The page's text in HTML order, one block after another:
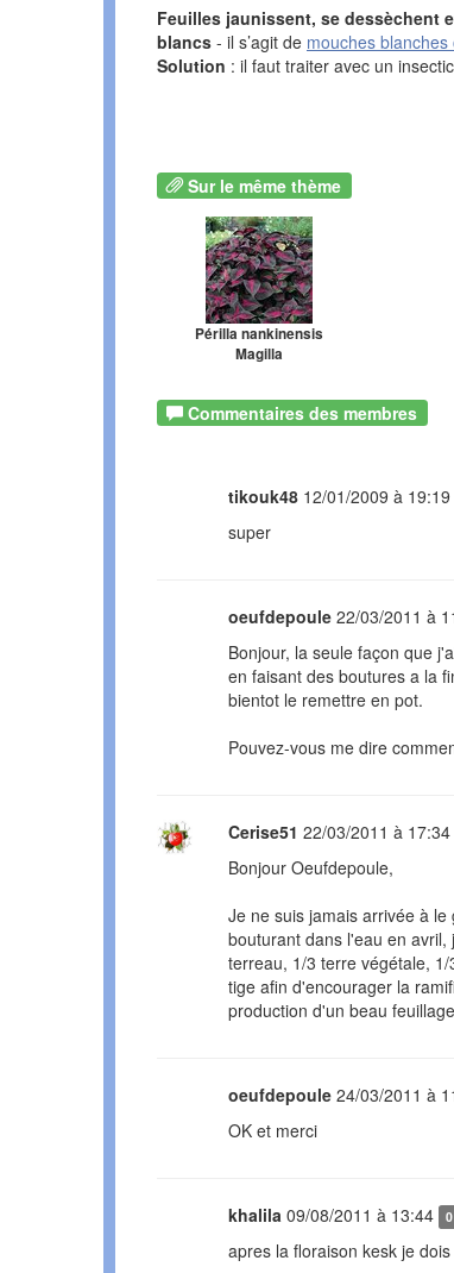
Feuilles jaunissent, se dessèchent
blancs - il s’agit de mouches
Solution : il faut traiter avec un
Sur le même thème
Périlla nankinensis
Magilla
Commentaires des membres
tikouk48 12/01/2009 à 19:19
super
oeufdepoule 22/03/2011 à
Bonjour, la seule façon que
en faisant des boutures a la
bientot le remettre en pot.
Pouvez-vous me dire
Cerise51 22/03/2011 à 17:34
Bonjour Oeufdepoule,
Je ne suis jamais arrivée à
bouturant dans l'eau en
terreau, 1/3 terre végétale,
tige afin d'encourager la
production d'un beau
oeufdepoule 24/03/2011 à
OK et merci
khalila 09/08/2011 à 13:44
apres la floraison kesk je